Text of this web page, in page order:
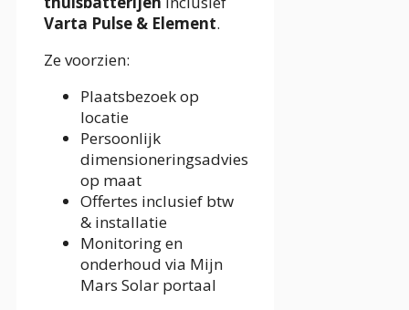
Varta Pulse & Element.
Ze voorzien:
Plaatsbezoek op
locatie
Persoonlijk
dimensioneringsadvies
op maat
Offertes inclusief btw
& installatie
Monitoring en
onderhoud via Mijn
Mars Solar portaal